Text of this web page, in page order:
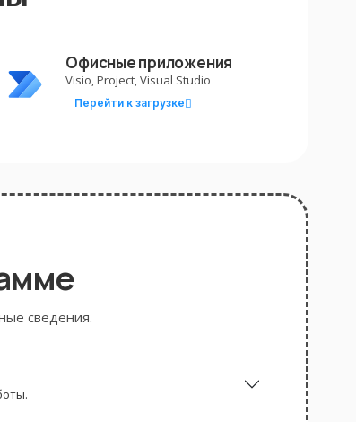
Офисные приложения
Visio, Project, Visual Studio
Перейти к загрузке
сведения.